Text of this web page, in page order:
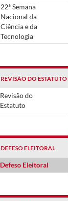
22ª Semana
Nacional da
Ciência e da
Tecnologia
REVISÃO DO ESTATUTO
Revisão do
Estatuto
DEFESO ELEITORAL
Defeso Eleitoral